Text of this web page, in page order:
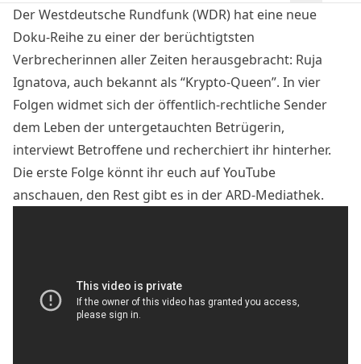
Der Westdeutsche Rundfunk (WDR) hat eine neue
Doku-Reihe zu einer der berüchtigtsten
Verbrecherinnen aller Zeiten herausgebracht: Ruja
Ignatova, auch bekannt als “Krypto-Queen”. In vier
Folgen widmet sich der öffentlich-rechtliche Sender
dem Leben der untergetauchten Betrügerin,
interviewt Betroffene und recherchiert ihr hinterher.
Die erste Folge könnt ihr euch auf YouTube
anschauen, den Rest gibt es in der ARD-Mediathek.